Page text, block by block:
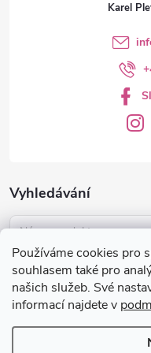
Používáme cookies pro
souhlasem také pro
našich služeb. Své
informací najdete v
Vyhledávání
Nákupní košík
Karel